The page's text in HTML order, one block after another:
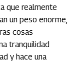
que realmente
un peso enorme,
cosas
tranquilidad
y hace una